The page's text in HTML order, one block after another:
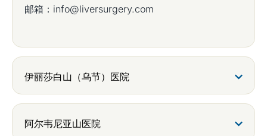
邮箱： info@liversurgery.com
伊丽莎白山（乌节）医院
阿尔韦尼亚山医院